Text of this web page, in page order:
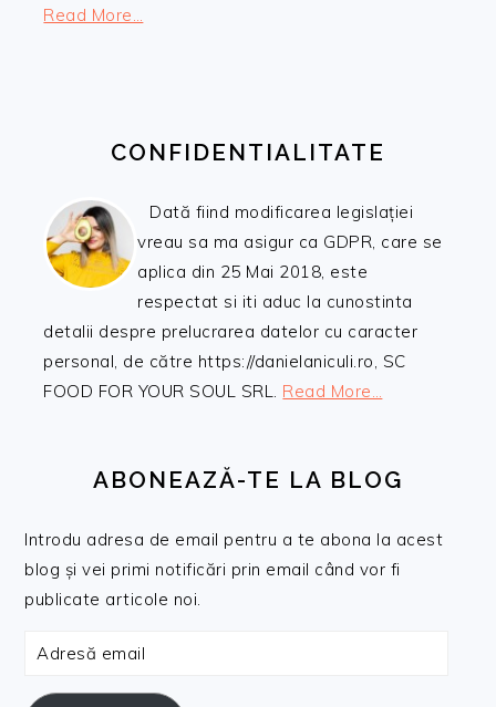
Read More…
CONFIDENTIALITATE
Dată fiind modificarea legislației
vreau sa ma asigur ca GDPR, care se
aplica din 25 Mai 2018, este
respectat si iti aduc la cunostinta
detalii despre prelucrarea datelor cu caracter
personal, de către https://danielaniculi.ro, SC
FOOD FOR YOUR SOUL SRL. Read More…
ABONEAZĂ-TE LA BLOG
Introdu adresa de email pentru a te abona la acest
blog și vei primi notificări prin email când vor fi
publicate articole noi.
Adresă